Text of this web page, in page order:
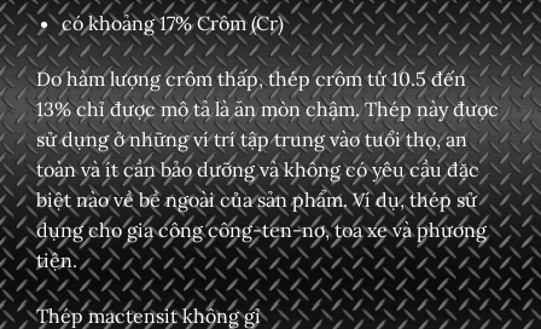
có khoảng 17% Crôm (Cr)
Do hàm lượng crôm thấp, thép crôm từ 10.5 đến
13% chỉ được mô tả là ăn mòn chậm. Thép này được
sử dụng ở những ví trí tập trung vào tuổi thọ, an
toàn và ít cần bảo dưỡng và không có yêu cầu đặc
biệt nào về bề ngoài của sản phẩm. Ví dụ, thép sử
dụng cho gia công công-ten-nơ, toa xe và phương
tiện.
Thép mactensit không gỉ